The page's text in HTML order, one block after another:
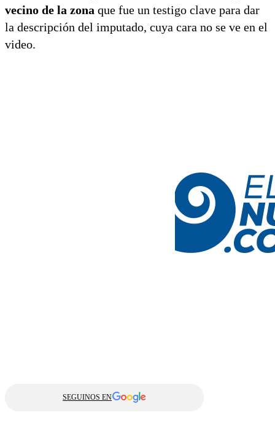
vecino de la zona que fue un testigo clave para dar
la descripción del imputado, cuya cara no se ve en el
video.
SEGUINOS EN